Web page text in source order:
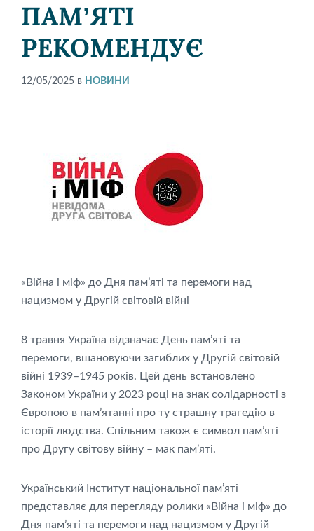
ПАМ’ЯТІ
РЕКОМЕНДУЄ
12/05/2025 в НОВИНИ
«Війна і міф» до Дня пам’яті та перемоги над
нацизмом у Другій світовій війні
8 травня Україна відзначає День пам’яті та
перемоги, вшановуючи загиблих у Другій світовій
війні 1939–1945 років. Цей день встановлено
Законом України у 2023 році на знак солідарності з
Європою в пам’ятанні про ту страшну трагедію в
історії людства. Спільним також є символ памʼяті
про Другу світову війну – мак памʼяті.
Український Інститут національної пам’яті
представляє для перегляду ролики «Війна і міф» до
Дня пам’яті та перемоги над нацизмом у Другій